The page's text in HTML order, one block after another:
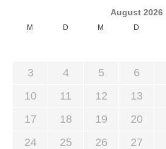
August 2026
M D M D
3
4 5 6
10
11 12 13
17
18 19 20
24
25 26 27